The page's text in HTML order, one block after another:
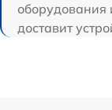
оборудования
доставит